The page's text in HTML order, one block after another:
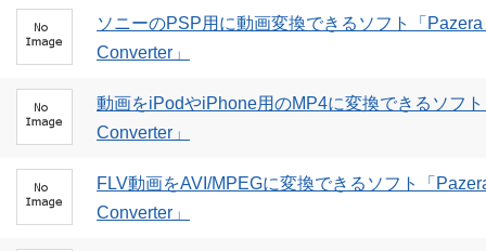
ソニーのPSP用に動画変換できるソフト「
Converter」
動画をiPodやiPhone用のMP4に変換できるソフ
Converter」
FLV動画をAVI/MPEGに変換できるソフト「
Converter」